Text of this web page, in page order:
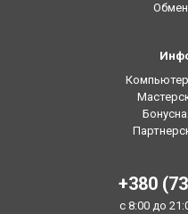
+380
с 8:00 до